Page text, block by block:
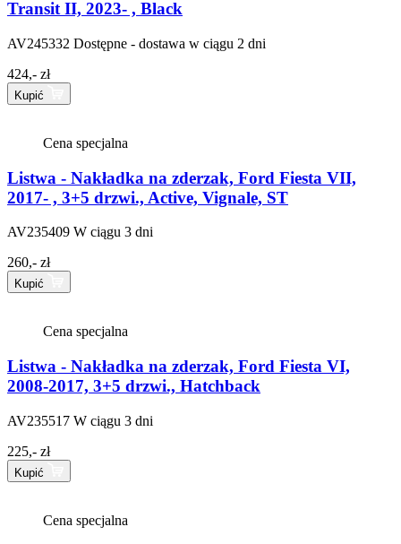
Transit II, 2023- , Black
AV245332 Dostępne - dostawa w ciągu 2 dni
424,- zł
Kupić
Cena specjalna
Listwa - Nakładka na zderzak, Ford Fiesta VII,
2017- , 3+5 drzwi., Active, Vignale, ST
AV235409 W ciągu 3 dni
260,- zł
Kupić
Cena specjalna
Listwa - Nakładka na zderzak, Ford Fiesta VI,
2008-2017, 3+5 drzwi., Hatchback
AV235517 W ciągu 3 dni
225,- zł
Kupić
Cena specjalna